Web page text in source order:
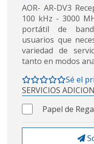
AOR- AR-DV3
100 kHz - 3000
portátil de
usuarios que
variedad de
tanto en modos
Sé el
SERVICIOS
Papel de